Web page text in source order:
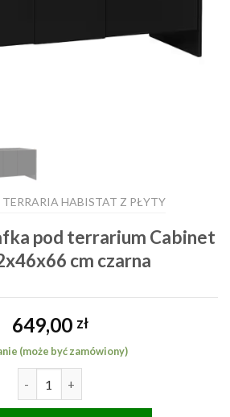
TERRARIA HABISTAT Z PŁYTY
pod terrarium Cabinet
cm czarna
649,00 zł
(może być zamówiony)